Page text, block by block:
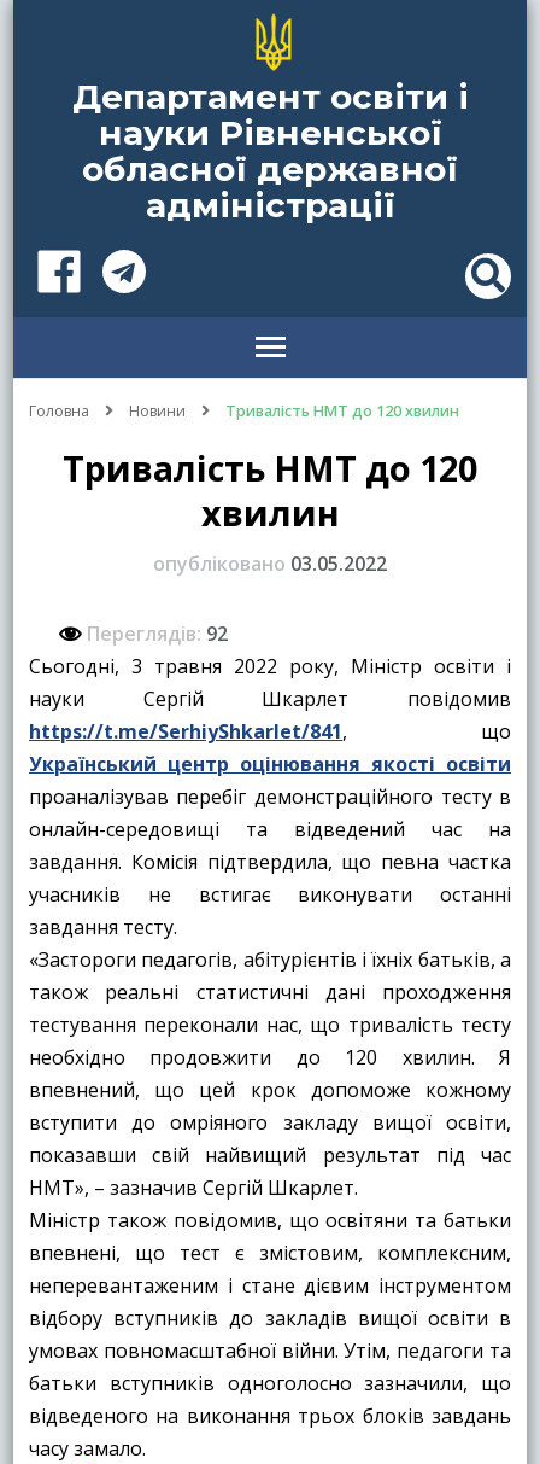
Департамент освіти і
науки Рівненської
обласної державної
адміністрації
Головна Новини Тривалість НМТ до 120 хвилин
Тривалість НМТ до 120
хвилин
опубліковано 03.05.2022
Переглядів: 92
Сьогодні, 3 травня 2022 року, Міністр освіти і
науки Сергій Шкарлет повідомив
https://t.me/SerhiyShkarlet/841, що
Український центр оцінювання якості освіти
проаналізував перебіг демонстраційного тесту в
онлайн-середовищі та відведений час на
завдання. Комісія підтвердила, що певна частка
учасників не встигає виконувати останні
завдання тесту.
«Застороги педагогів, абітурієнтів і їхніх батьків, а
також реальні статистичні дані проходження
тестування переконали нас, що тривалість тесту
необхідно продовжити до 120 хвилин. Я
впевнений, що цей крок допоможе кожному
вступити до омріяного закладу вищої освіти,
показавши свій найвищий результат під час
НМТ», – зазначив Сергій Шкарлет.
Міністр також повідомив, що освітяни та батьки
впевнені, що тест є змістовим, комплексним,
неперевантаженим і стане дієвим інструментом
відбору вступників до закладів вищої освіти в
умовах повномасштабної війни. Утім, педагоги та
батьки вступників одноголосно зазначили, що
відведеного на виконання трьох блоків завдань
часу замало.